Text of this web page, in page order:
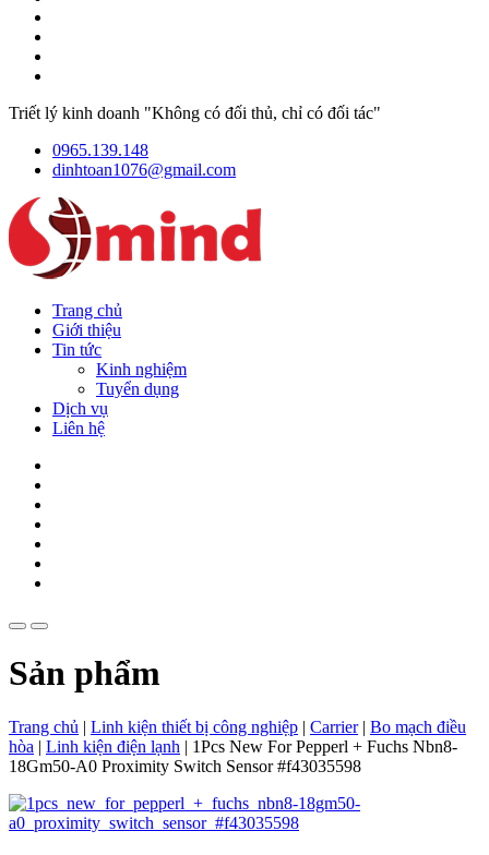
Triết lý kinh doanh "Không có đối thủ, chỉ có đối tác"
0965.139.148
dinhtoan1076@gmail.com
Trang chủ
Giới thiệu
Tin tức
Kinh nghiệm
Tuyển dụng
Dịch vụ
Liên hệ
Sản phẩm
Trang chủ | Linh kiện thiết bị công nghiệp | Carrier| Bo mạch điều
hòa | Linh kiện điện lạnh | 1Pcs New For Pepperl + Fuchs Nbn8-
18Gm50-A0 Proximity Switch Sensor #f43035598